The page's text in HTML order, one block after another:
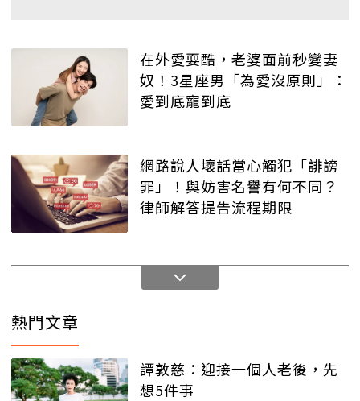
在外愛耍酷，老婆面前秒變妻
奴！3星座男「為愛沒原則」：
愛到底寵到底
網路說人壞話當心觸犯「誹謗
罪」！與妨害名譽有何不同？
律師解答提告流程期限
熱門文章
譚敦慈：迎接一個人老後，先
想5件事